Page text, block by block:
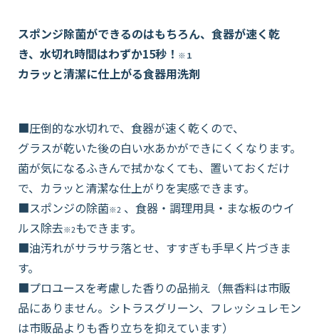
スポンジ除菌ができるのはもちろん、食器が速く乾
き、水切れ時間はわずか15秒！ ※１
カラッと清潔に仕上がる食器用洗剤
■圧倒的な水切れで、食器が速く乾くので、
グラスが乾いた後の白い水あかができにくくなります。
菌が気になるふきんで拭かなくても、置いておくだけ
で、カラッと清潔な仕上がりを実感できます。
■スポンジの除菌※2 、食器・調理用具・まな板のウイ
ルス除去※2もできます。
■油汚れがサラサラ落とせ、すすぎも手早く片づきま
す。
■プロユースを考慮した香りの品揃え（無香料は市販
品にありません。シトラスグリーン、フレッシュレモン
は市販品よりも香り立ちを抑えています）